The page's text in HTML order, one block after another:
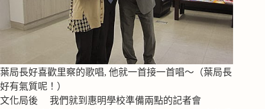
葉局長好喜歡里察的歌唱, 他就一首接一首唱～（葉局長
好有氣質呢！）
文化局後 我們就到惠明學校準備兩點的記者會